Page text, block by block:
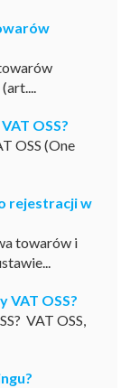
OSS?
OSS (One
rejestracji w
towarów i
OSS?
VAT OSS,